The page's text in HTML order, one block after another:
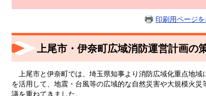
印刷用ページ
上尾市・伊奈町広域消防運営計画の
上尾市と伊奈町では、埼玉県知事より消防広域化重点地域
を活用して、地震・台風等の広域的な自然災害や大規模火
議を重ねてきました。